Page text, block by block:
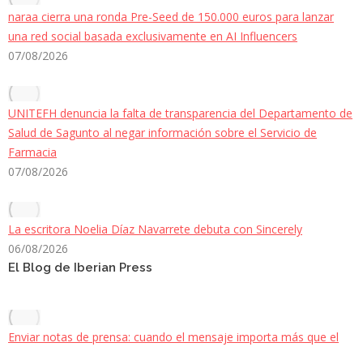
naraa cierra una ronda Pre-Seed de 150.000 euros para lanzar
una red social basada exclusivamente en AI Influencers
07/08/2026
UNITEFH denuncia la falta de transparencia del Departamento de
Salud de Sagunto al negar información sobre el Servicio de
Farmacia
07/08/2026
La escritora Noelia Díaz Navarrete debuta con Sincerely
06/08/2026
El Blog de Iberian Press
Enviar notas de prensa: cuando el mensaje importa más que el